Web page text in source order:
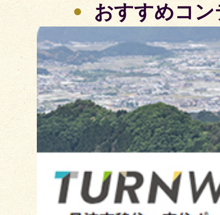
おすすめコ
3
枚
目
の
ス